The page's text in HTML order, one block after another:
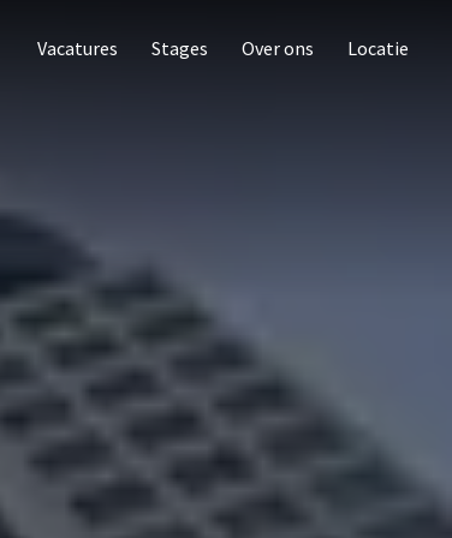
Vacatures Stages Over ons Locatie